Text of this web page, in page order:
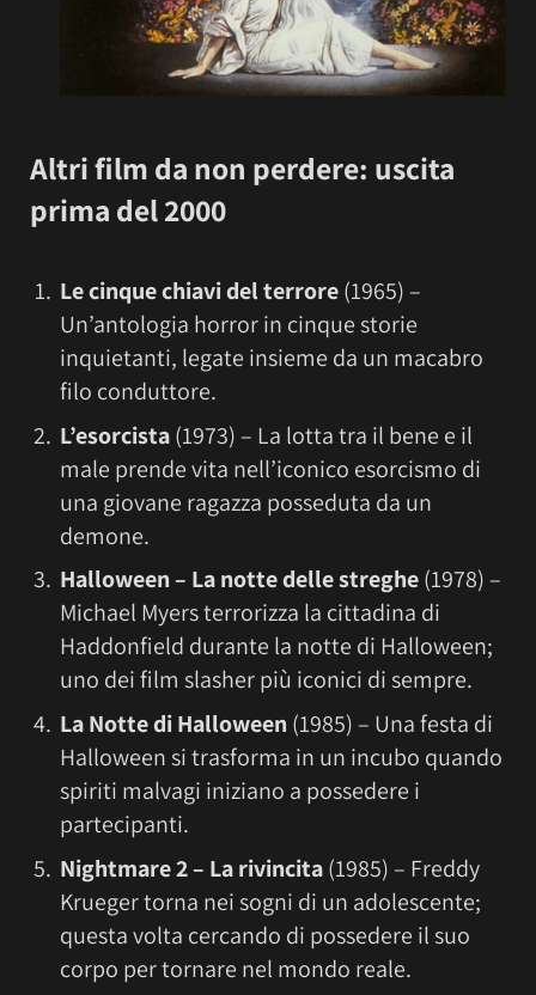
Altri film da non perdere: uscita
prima del 2000
Le cinque chiavi del terrore(1965) –
Un’antologia horror in cinque storie
inquietanti, legate insieme da un macabro
filo conduttore.
L’esorcista(1973) – La lotta tra il bene e il
male prende vita nell’iconico esorcismo di
una giovane ragazza posseduta da un
demone.
Halloween – La notte delle streghe(1978) –
Michael Myers terrorizza la cittadina di
Haddonfield durante la notte di Halloween;
uno dei film slasher più iconici di sempre.
La Notte di Halloween(1985) – Una festa di
Halloween si trasforma in un incubo quando
spiriti malvagi iniziano a possedere i
partecipanti.
Nightmare 2 – La rivincita(1985) – Freddy
Krueger torna nei sogni di un adolescente;
questa volta cercando di possedere il suo
corpo per tornare nel mondo reale.